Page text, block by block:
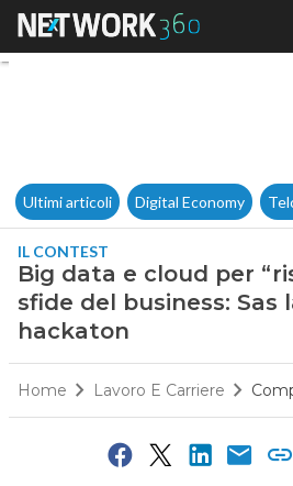
Big data
Ultimi articoli Digital Economy
IL CONTEST
Big data e cloud per
sfide del business: Sas
hackaton
Home Lavoro E Carriere